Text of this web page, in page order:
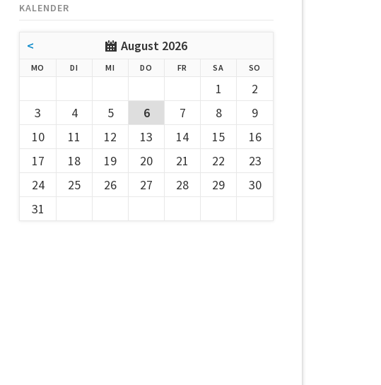
KALENDER
< August 2026
MO DIENSTAG
MITTWOCH
DO NNERSTAG
FR SA MSTAGSO
1
2
3
4 5 6 7 8
9
10
11 12 13 14 15
16
17
18 19 20 21 22
23
24
25 26 27 28 29
30
31